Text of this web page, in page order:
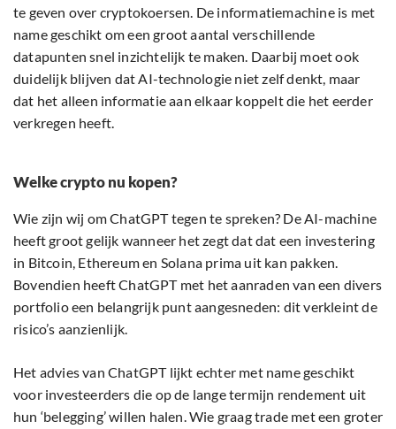
te geven over cryptokoersen. De informatiemachine is met
name geschikt om een groot aantal verschillende
datapunten snel inzichtelijk te maken. Daarbij moet ook
duidelijk blijven dat AI-technologie niet zelf denkt, maar
dat het alleen informatie aan elkaar koppelt die het eerder
verkregen heeft.
Welke crypto nu kopen?
Wie zijn wij om ChatGPT tegen te spreken? De AI-machine
heeft groot gelijk wanneer het zegt dat dat een investering
in Bitcoin, Ethereum en Solana prima uit kan pakken.
Bovendien heeft ChatGPT met het aanraden van een divers
portfolio een belangrijk punt aangesneden: dit verkleint de
risico’s aanzienlijk.
Het advies van ChatGPT lijkt echter met name geschikt
voor investeerders die op de lange termijn rendement uit
hun ‘belegging’ willen halen. Wie graag trade met een groter